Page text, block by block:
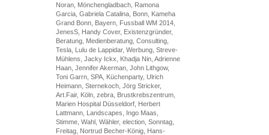
Noran, Mönchengladbach, Ramona
Garcia, Gabriela Catalina, Bonn, Kameha
Grand Bonn, Bayern, Fussball WM 2014,
JenesS, Handy Cover, Existenzgründer,
Beratung, Medienberatung, Consulting,
Tesla, Lulu de Lappidar, Werbung, Streve-
Mühlens, Jacky Ickx, Khadja Nin, Adrienne
Haan, Jennifer Akerman, John Lithgow,
Toni Garrn, SPA, Küchenparty, Ulrich
Heimann, Sternekoch, Jörg Stricker,
Art.Fair, Köln, zebra, Brustkrebszentrum,
Marien Hospital Düsseldorf, Herbert
Lattmann, Landscapes, Ingo Maas,
Stimme, Wahl, Wähler, election, Sonntag,
Freitag, Nortrud Becher-König, Hans-